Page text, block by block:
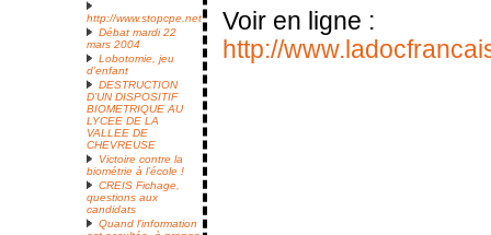
http://www.stopcpe.net
Débat mardi 22
mars 2004
Lobotomie, jeu
d’enfant
DESTRUCTION
D’UN DISPOSITIF
BIOMETRIQUE AU
LYCEE DE LA
VALLEE DE
CHEVREUSE
Victoire contre la
biométrie à l’école !
CREIS Fichage,
questions aux
candidats
Quand l’information
Voir en ligne :
http://